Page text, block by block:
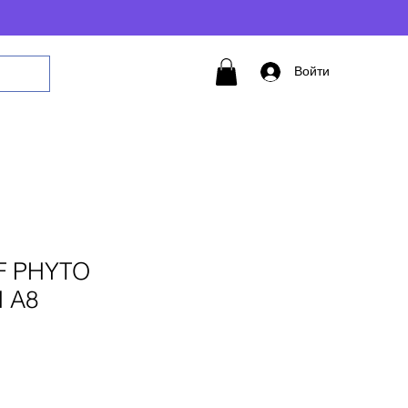
Войти
PHYTO
A8